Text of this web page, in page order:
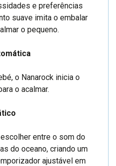
e preferências
suave imita o embalar
o pequeno.
o Nanarock inicia o
o acalmar.
entre o som do
do oceano, criando um
ajustável em